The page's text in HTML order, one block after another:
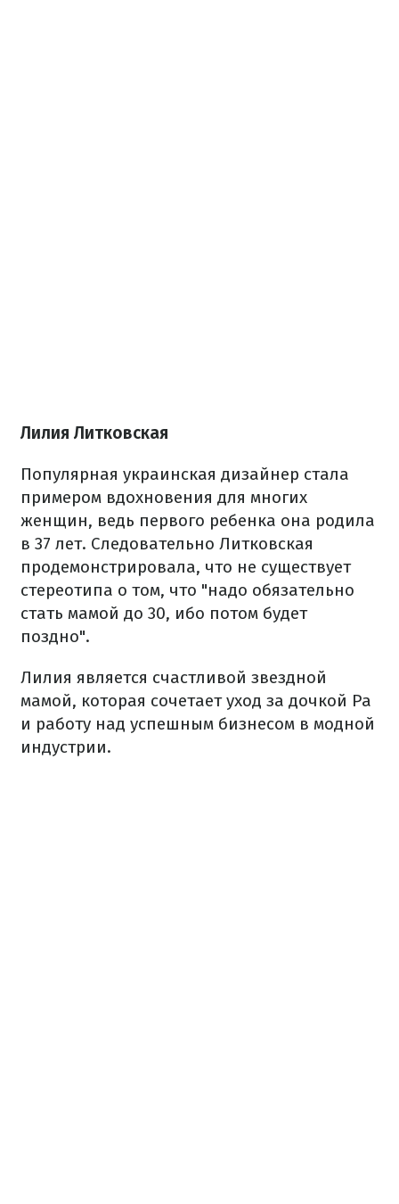
Лилия Литковская
Популярная украинская дизайнер стала
примером вдохновения для многих
женщин, ведь первого ребенка она родила
в 37 лет. Следовательно Литковская
продемонстрировала, что не существует
стереотипа о том, что "надо обязательно
стать мамой до 30, ибо потом будет
поздно".
Лилия является счастливой звездной
мамой, которая сочетает уход за дочкой Ра
и работу над успешным бизнесом в модной
индустрии.